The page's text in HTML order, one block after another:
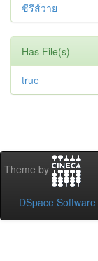
ซีรีส์วาย
Has File(s)
true
Theme by
DSpace Software